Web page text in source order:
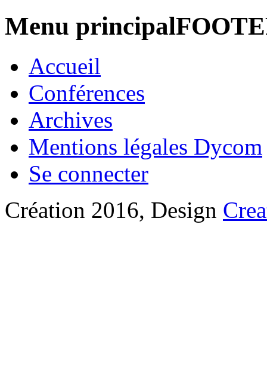
Menu
Accueil
Conférences
Archives
Mentions légales Dycom
Se connecter
Création 2016, Design